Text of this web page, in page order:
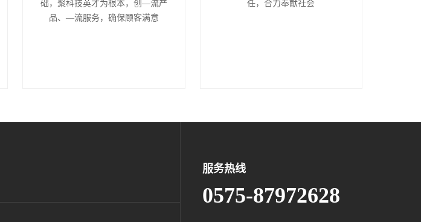
础，聚科技英才为根本，创—流产
品、—流服务，确保顾客满意
任，合力奉献社会
服务热线
0575-87972628